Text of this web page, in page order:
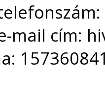
mail cím: